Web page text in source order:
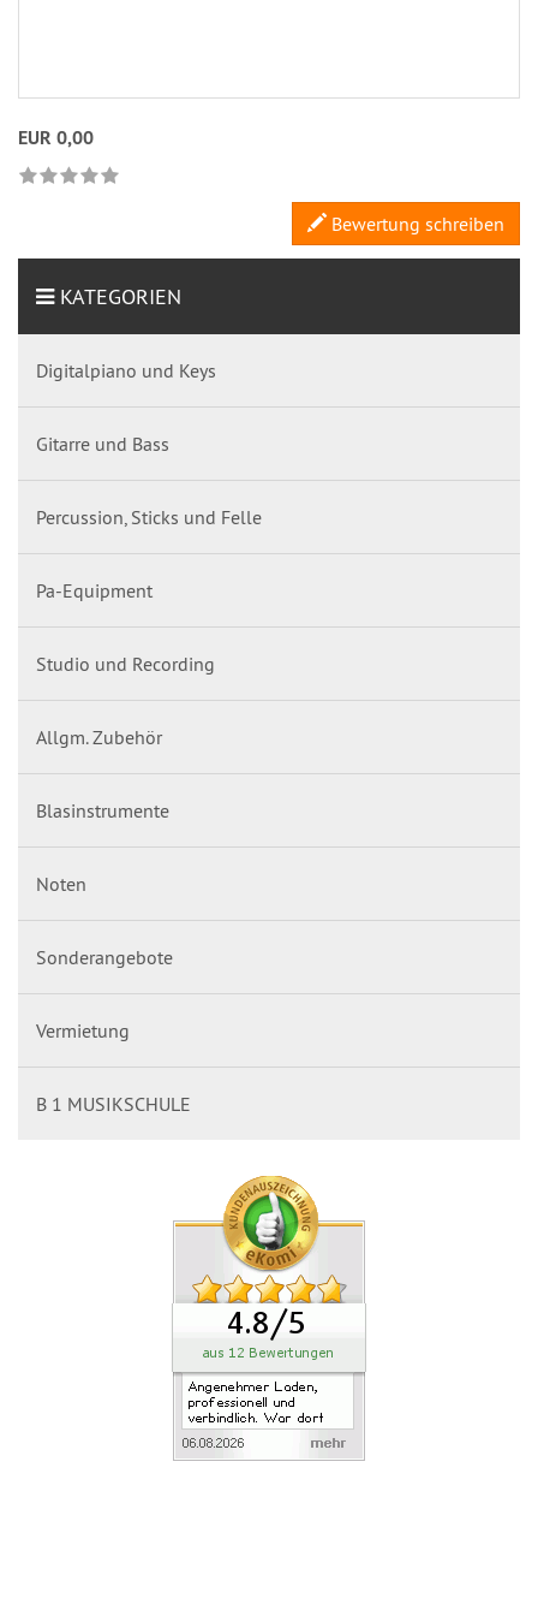
EUR 0,00
Bewertung schreiben
KATEGORIEN
Digitalpiano und Keys
Gitarre und Bass
Percussion, Sticks und Felle
Pa-Equipment
Studio und Recording
Allgm. Zubehör
Blasinstrumente
Noten
Sonderangebote
Vermietung
B 1 MUSIKSCHULE